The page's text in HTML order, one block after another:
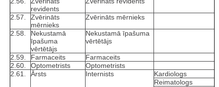
revidents
2.57.
Zvērināts
mērnieks
Zvērināts mērnieks
2.58.
Nekustamā
īpašuma
vērtētājs
Nekustamā īpašuma
vērtētājs
2.59. Farmaceits
Farmaceits
2.60.
Optometrists
Optometrists
2.61.
Ārsts Internists
Kardiologs
Reimatologs